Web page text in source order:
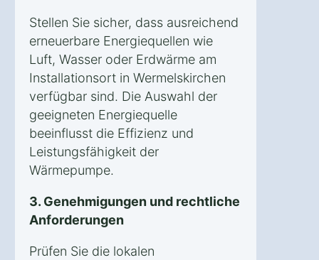
Stellen Sie sicher, dass ausreichend
erneuerbare Energiequellen wie
Luft, Wasser oder Erdwärme am
Installationsort in Wermelskirchen
verfügbar sind. Die Auswahl der
geeigneten Energiequelle
beeinflusst die Effizienz und
Leistungsfähigkeit der
Wärmepumpe.
3. Genehmigungen und rechtliche
Anforderungen
Prüfen Sie die lokalen